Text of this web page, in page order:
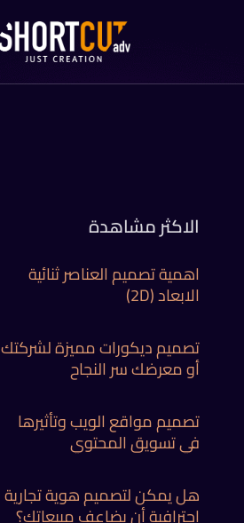
الاكثر مشاهدة
اهمية تصميم العناصر ثنائية
الابعاد (2D)
تصميم ديكورات مميزة لشركتك
أو معرضك سر النجاح
تصميم مواقع الويب وتأثيرها
في تسويق المحتوي
هل يمكن لتصميم هوية تجارية
احترافية أن يضاعف مبيعاتك؟